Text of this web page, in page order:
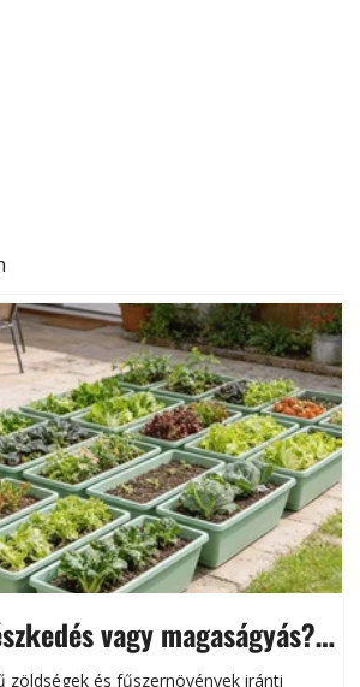
vagy magaságyás?
kertészkedés
zöldségek és fűszernövények iránti